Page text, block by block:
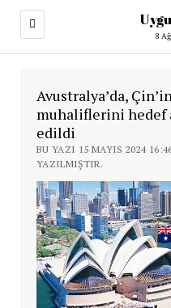
8
Avustralya’da,
muhaliflerini hedef
edildi
BU YAZI 15 MAYIS 2024
YAZILMIŞTIR.